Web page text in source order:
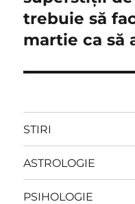
trebuie să
martie ca să
STIRI
ASTROLOGIE
PSIHOLOGIE